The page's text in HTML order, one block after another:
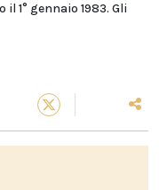
1° gennaio 1983. Gli